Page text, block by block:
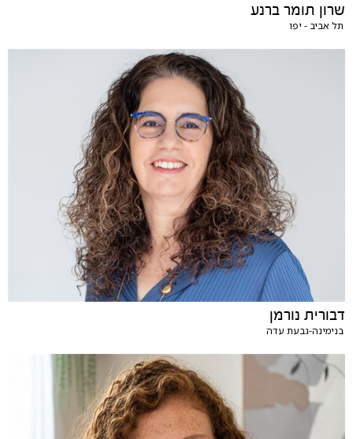
שרון תומר ברנע
תל אביב - יפו
דבורית נורמן
בנימינה-גבעת עדה